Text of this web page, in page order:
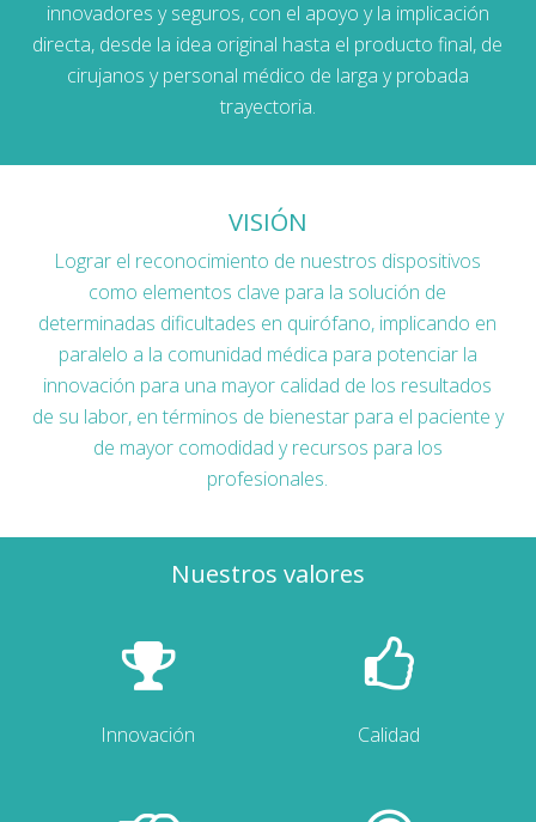
innovadores y seguros, con el apoyo y la implicación
directa, desde la idea original hasta el producto final, de
cirujanos y personal médico de larga y probada
trayectoria.
VISIÓN
Lograr el reconocimiento de nuestros dispositivos
como elementos clave para la solución de
determinadas dificultades en quirófano, implicando en
paralelo a la comunidad médica para potenciar la
innovación para una mayor calidad de los resultados
de su labor, en términos de bienestar para el paciente y
de mayor comodidad y recursos para los
profesionales.
Nuestros valores
Innovación Calidad